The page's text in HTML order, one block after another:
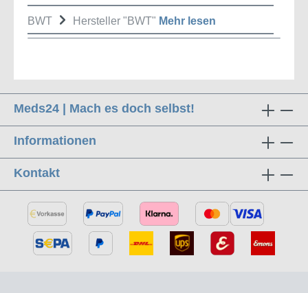
BWT Hersteller "BWT" Mehr lesen
Meds24 | Mach es doch selbst!
Informationen
Kontakt